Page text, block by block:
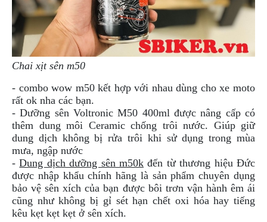
GIÀY
MOTO
ÁO
GIÁP
MOTO
TAI
NGHE
GẮN
MŨ
BẢO
HIỂM
BỘ
VÁ
XE
STOP
AND
Chai xịt sên m50
- combo wow m50 kết hợp với nhau dùng cho xe moto
rất ok nha các bạn.
- Dưỡng sên Voltronic M50 400ml được nâng cấpcó
thêm dung môi Ceramic chống trôi nước. Giúp giữ
dung dịch không bị rửa trôi khi sử dụng trong mùa
mưa, ngập nước
-Dung dịch dưỡng sên m50k đến từ thương hiệu Đức
được nhập khẩu chính hãng là sản phẩm chuyên dụng
bảo vệ sên xích của bạn được bôi trơn vận hành êm ái
cũng như không bị gỉ sét hạn chết oxi hóa hay tiếng
kêu kẹt kẹt kẹt ở sên xích.